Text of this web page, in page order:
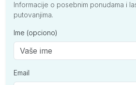
Informacije o posebnim ponudama i
putovanjima.
Ime (opciono)
Email